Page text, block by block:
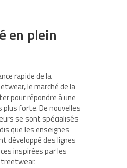
en plein
rapide de la
le marché de la
pour répondre à une
forte. De nouvelles
se sont spécialisés
que les enseignes
développé des lignes
inspirées par les